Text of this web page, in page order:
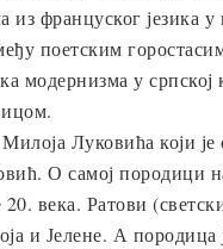
француског језика у
поетским
модернизма у
Луковића који
О самој
века. Ратови
и Јелене. А